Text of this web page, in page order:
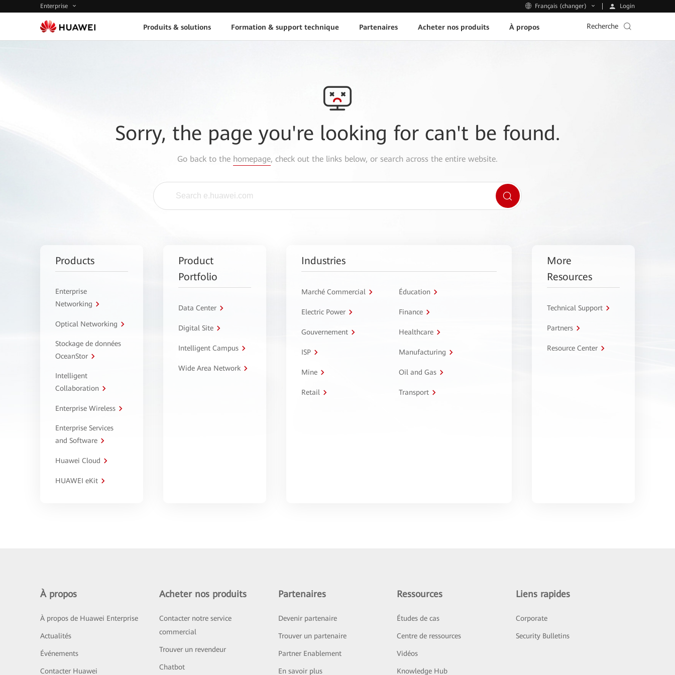
Enterprise Français (changer) Login
Produits & solutions Formation & support technique Partenaires Acheter nos produits À propos Recherche
Sorry, the page you're looking for can't be found.
Go back to the homepage, check out the links below, or search across the entire website.
Products
Enterprise
Networking
Optical Networking
Stockage de données
OceanStor
Intelligent
Collaboration
Enterprise Wireless
Enterprise Services
and Software
Huawei Cloud
HUAWEI eKit
Product
Portfolio
Data Center
Digital Site
Intelligent Campus
Wide Area Network
Industries
Marché Commercial Éducation
Electric Power Finance
Gouvernement Healthcare
ISP Manufacturing
Mine Oil and Gas
Retail Transport
More
Resources
Technical Support
Partners
Resource Center
À propos
À propos de Huawei Enterprise
Actualités
Événements
Contacter Huawei
Acheter nos produits
Contacter notre service
commercial
Trouver un revendeur
Chatbot
Partenaires
Devenir partenaire
Trouver un partenaire
Partner Enablement
En savoir plus
Ressources
Études de cas
Centre de ressources
Vidéos
Knowledge Hub
Liens rapides
Corporate
Security Bulletins